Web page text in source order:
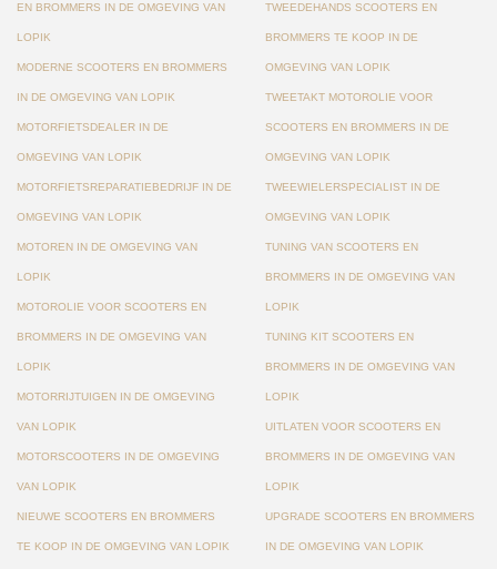
EN BROMMERS IN DE OMGEVING VAN
LOPIK
MODERNE SCOOTERS EN BROMMERS
IN DE OMGEVING VAN LOPIK
MOTORFIETSDEALER IN DE
OMGEVING VAN LOPIK
MOTORFIETSREPARATIEBEDRIJF IN DE
OMGEVING VAN LOPIK
MOTOREN IN DE OMGEVING VAN
LOPIK
MOTOROLIE VOOR SCOOTERS EN
BROMMERS IN DE OMGEVING VAN
LOPIK
MOTORRIJTUIGEN IN DE OMGEVING
VAN LOPIK
MOTORSCOOTERS IN DE OMGEVING
VAN LOPIK
NIEUWE SCOOTERS EN BROMMERS
TE KOOP IN DE OMGEVING VAN LOPIK
TWEEDEHANDS SCOOTERS EN
BROMMERS TE KOOP IN DE
OMGEVING VAN LOPIK
TWEETAKT MOTOROLIE VOOR
SCOOTERS EN BROMMERS IN DE
OMGEVING VAN LOPIK
TWEEWIELERSPECIALIST IN DE
OMGEVING VAN LOPIK
TUNING VAN SCOOTERS EN
BROMMERS IN DE OMGEVING VAN
LOPIK
TUNING KIT SCOOTERS EN
BROMMERS IN DE OMGEVING VAN
LOPIK
UITLATEN VOOR SCOOTERS EN
BROMMERS IN DE OMGEVING VAN
LOPIK
UPGRADE SCOOTERS EN BROMMERS
IN DE OMGEVING VAN LOPIK